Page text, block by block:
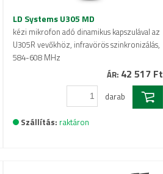
LD Systems U305 MD
kézi mikrofon adó dinamikus kapszulával az
U305R vevőkhöz, infravörös szinkronizálás,
584-608 MHz
ÁR: 42 517 Ft
darab
Szállítás: raktáron